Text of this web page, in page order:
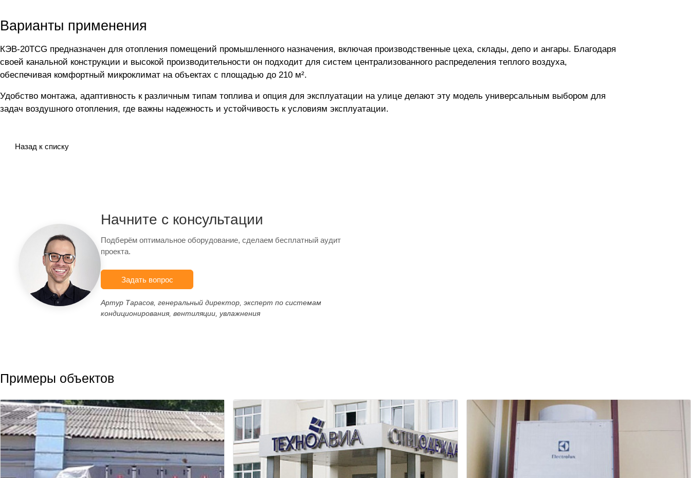
Варианты применения
КЭВ-20TCG предназначен для отопления помещений промышленного назначения, включая производственные цеха, склады, депо и ангары. Благодаря
своей канальной конструкции и высокой производительности он подходит для систем централизованного распределения теплого воздуха,
обеспечивая комфортный микроклимат на объектах с площадью до 210 м².
Удобство монтажа, адаптивность к различным типам топлива и опция для эксплуатации на улице делают эту модель универсальным выбором для
задач воздушного отопления, где важны надежность и устойчивость к условиям эксплуатации.
Назад к списку
Начните с консультации
Подберём оптимальное оборудование, сделаем бесплатный аудит
проекта.
Задать вопрос
Артур Тарасов, генеральный директор, эксперт по системам
кондиционирования, вентиляции, увлажнения
Примеры объектов